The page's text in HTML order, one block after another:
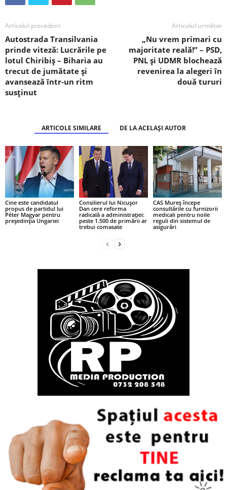
Articolul precedent
Autostrada Transilvania
prinde viteză: Lucrările pe
lotul Chiribiș – Biharia au
trecut de jumătate și
avansează într-un ritm
susținut
Articolul următor
„Nu vrem primari cu
majoritate reală!” – PSD,
PNL și UDMR blochează
revenirea la alegeri în
două tururi
ARTICOLE SIMILARE DE LA ACELAȘI AUTOR
Cine este candidatul
propus de partidul lui
Péter Magyar pentru
președinția Ungariei
Consilierul lui Nicușor
Dan cere reforma
radicală a administrației:
peste 1.500 de primării ar
trebui comasate
CAS Mureș începe
consultările cu furnizorii
medicali pentru noile
reguli din sistemul de
asigurări